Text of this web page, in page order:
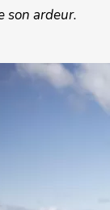
son ardeur.